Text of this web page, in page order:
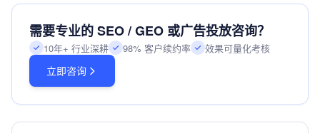
需要专业的 SEO / GEO 或广告投放咨询？
10年+ 行业深耕 98% 客户续约率 效果可量化考核
立即咨询